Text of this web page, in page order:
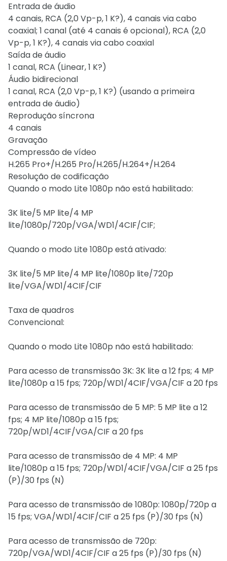
Entrada de áudio
4 canais, RCA (2,0 Vp-p, 1 K?), 4 canais via cabo
coaxial; 1 canal (até 4 canais é opcional), RCA (2,0
Vp-p, 1 K?), 4 canais via cabo coaxial
Saída de áudio
1 canal, RCA (Linear, 1 K?)
Áudio bidirecional
1 canal, RCA (2,0 Vp-p, 1 K?) (usando a primeira
entrada de áudio)
Reprodução síncrona
4 canais
Gravação
Compressão de vídeo
H.265 Pro+/H.265 Pro/H.265/H.264+/H.264
Resolução de codificação
Quando o modo Lite 1080p não está habilitado:
3K lite/5 MP lite/4 MP
lite/1080p/720p/VGA/WD1/4CIF/CIF;
Quando o modo Lite 1080p está ativado:
3K lite/5 MP lite/4 MP lite/1080p lite/720p
lite/VGA/WD1/4CIF/CIF
Taxa de quadros
Convencional:
Quando o modo Lite 1080p não está habilitado:
Para acesso de transmissão 3K: 3K lite a 12 fps; 4 MP
lite/1080p a 15 fps; 720p/WD1/4CIF/VGA/CIF a 20 fps
Para acesso de transmissão de 5 MP: 5 MP lite a 12
fps; 4 MP lite/1080p a 15 fps;
720p/WD1/4CIF/VGA/CIF a 20 fps
Para acesso de transmissão de 4 MP: 4 MP
lite/1080p a 15 fps; 720p/WD1/4CIF/VGA/CIF a 25 fps
(P)/30 fps (N)
Para acesso de transmissão de 1080p: 1080p/720p a
15 fps; VGA/WD1/4CIF/CIF a 25 fps (P)/30 fps (N)
Para acesso de transmissão de 720p:
720p/VGA/WD1/4CIF/CIF a 25 fps (P)/30 fps (N)